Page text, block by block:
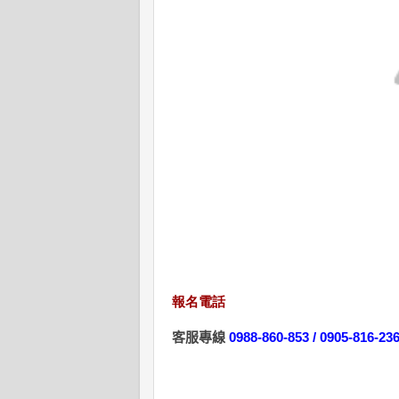
報名電話
客服專線 0988-860-853 / 0905-816-236